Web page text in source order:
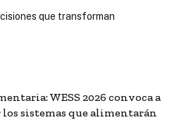
que transforman
WESS 2026 convoca a
sistemas que alimentarán